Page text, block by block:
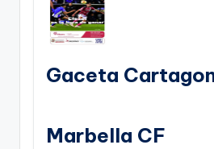
Gaceta
Marbella CF